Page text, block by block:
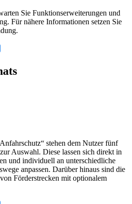
Sie Funktionserweiterungen und
Für nähere Informationen setzen Sie
stehen dem Nutzer fünf
Auswahl. Diese lassen sich direkt in
und individuell an unterschiedliche
anpassen. Darüber hinaus sind die
Förderstrecken mit optionalem